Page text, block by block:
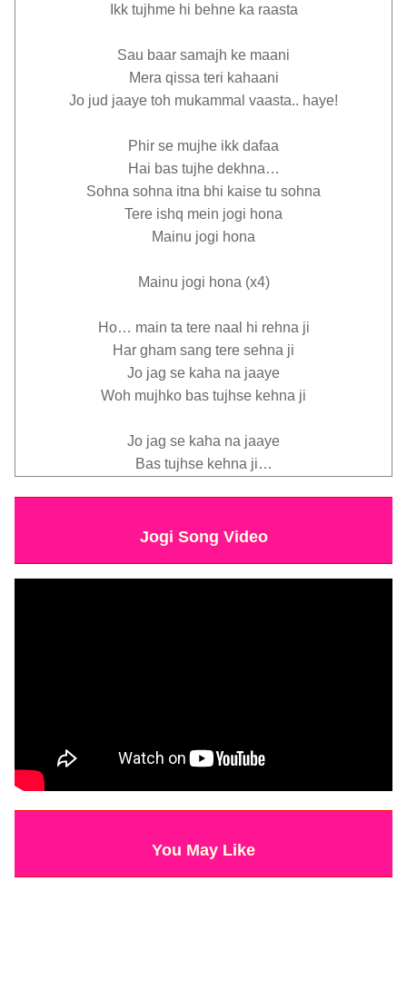
Ikk tujhme hi behne ka raasta
Sau baar samajh ke maani
Mera qissa teri kahaani
Jo jud jaaye toh mukammal vaasta.. haye!
Phir se mujhe ikk dafaa
Hai bas tujhe dekhna…
Sohna sohna itna bhi kaise tu sohna
Tere ishq mein jogi hona
Mainu jogi hona
Mainu jogi hona (x4)
Ho… main ta tere naal hi rehna ji
Har gham sang tere sehna ji
Jo jag se kaha na jaaye
Woh mujhko bas tujhse kehna ji
Jo jag se kaha na jaaye
Bas tujhse kehna ji…
Jogi Song Video
You May Like